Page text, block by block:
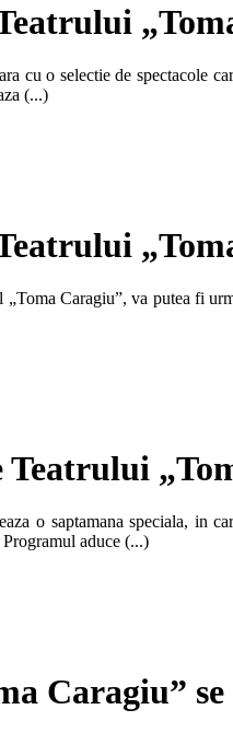
cu o selectie de spectacole
(...)
Caragiu”, va putea fi
Teatrului
o saptamana speciala, in
aduce (...)
Caragiu”